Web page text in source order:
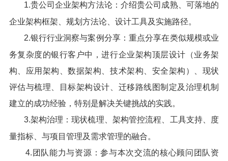
1.贵公司企业架构方法论：介绍贵公司成熟、可落地的
企业架构框架、规划方法论、设计工具及实施路径。
2.银行行业洞察与案例分享：重点分享在类似规模或业
务复杂度的银行客户中，进行企业架构顶层设计（业务架
构、应用架构、数据架构、技术架构、安全架构）、现状
评估与梳理、目标架构设计、迁移路线图制定及治理机制
建立的成功经验，特别是解决关键挑战的实践。
3.架构治理：现状梳理、架构管控流程、工具支持、度
量指标、与项目管理及需求管理的融合。
4.团队能力与资源：参与本次交流的核心顾问团队资